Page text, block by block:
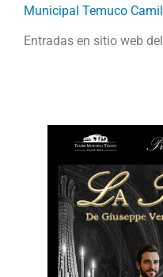
Municipal Temuco
Entradas en sitio web